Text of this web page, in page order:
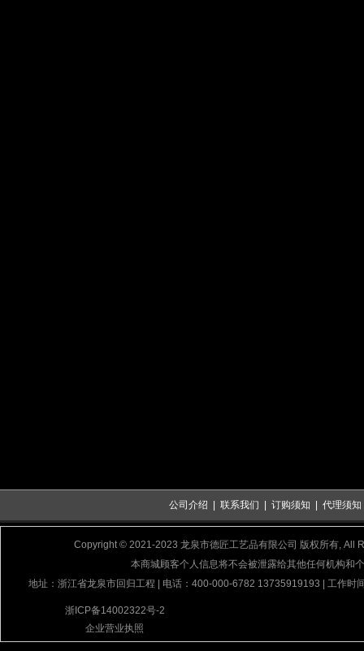
公司介绍 联系我们 订购须知 代理须知
Copyright © 2021-2023 龙泉市德匠工艺品有限公司 版权所有, All
本商城顾客个人信息将不会被泄露给其他任何机构和
地址：浙江省龙泉市回归工程 | 电话：400-000-6782 13735919193 | 工作时
浙ICP备14002322号-2
企业营业执照